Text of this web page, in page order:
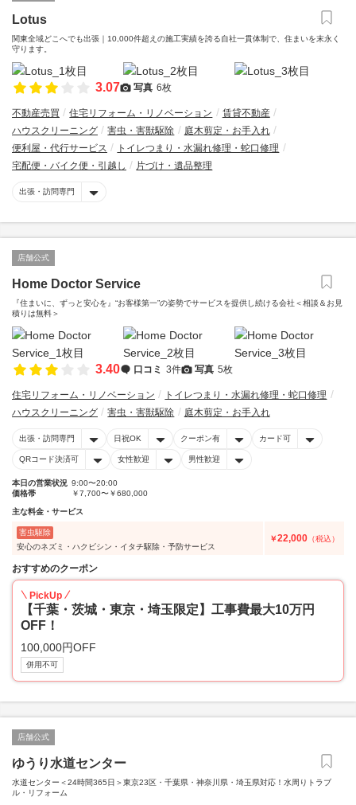
Lotus
関東全域どこへでも出張｜10,000件超えの施工実績を誇る自社一貫体制で、住まいを末永く
守ります。
3.07 写真 6枚
不動産売買 住宅リフォーム・リノベーション
賃貸不動産
ハウスクリーニング
害虫・害獣駆除
庭木剪定・お手入れ
便利屋・代行サービス
トイレつまり・水漏れ修理・蛇口修理
宅配便・バイク便・引越し
片づけ・遺品整理
出張・訪問専門
店舗公式
Home Doctor Service
『住まいに、ずっと安心を』“お客様第一”の姿勢でサービスを提供し続ける会社＜相談＆お見
積りは無料＞
3.40 口コミ 3件 写真 5枚
住宅リフォーム・リノベーション
トイレつまり・水漏れ修理・蛇口修理
ハウスクリーニング
害虫・害獣駆除 庭木剪定・お手入れ
出張・訪問専門 日祝OK クーポン有 カード可
QRコード決済可 女性歓迎 男性歓迎
本日の営業状況 9:00〜20:00
価格帯
￥7,700〜￥680,000
主な料金・サービス
害虫駆除
安心のネズミ・ハクビシン・イタチ駆除・予防サービス
￥22,000 （税込）
おすすめのクーポン
PickUp
【千葉・茨城・東京・埼玉限定】工事費最大10万円
OFF！
100,000円OFF
併用不可
店舗公式
ゆうり水道センター
水道センター＜24時間365日＞東京23区・千葉県・神奈川県・埼玉県対応！水周りトラブ
ル・リフォーム